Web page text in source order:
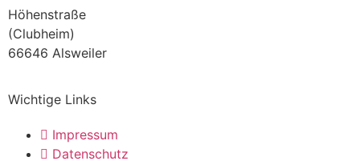
Höhenstraße
(Clubheim)
66646 Alsweiler
Wichtige Links
Impressum
Datenschutz